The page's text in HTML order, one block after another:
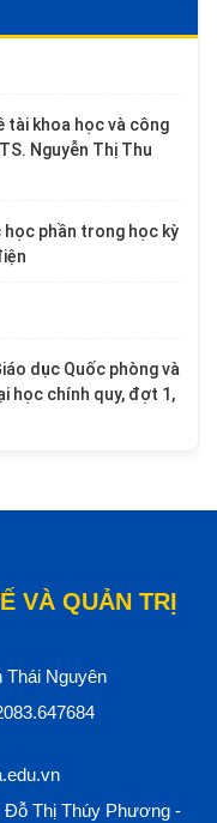
tài khoa học và công
Nguyễn Thị Thu
phần trong học kỳ
dục Quốc phòng và
học chính quy, đợt 1,
VÀ QUẢN TRỊ
Thái Nguyên
Đỗ Thị Thúy Phương -